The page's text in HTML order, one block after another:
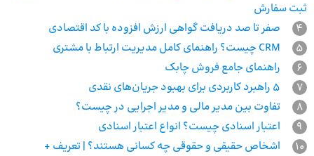
ثبت سفارش
4
صفر تا صد دریافت گواهی ارزش افزوده با کد اقتصادی
5
6
راهنمای جامع فروش چابک
7
8
تفاوت بین مدیر مالی و مدیر اجرایی در چیست؟
9
اعتبار اسنادی چیست؟ انواع اعتبار اسنادی
10
اشخاص حقیقی و حقوقی چه کسانی هستند؟ | تعریف +